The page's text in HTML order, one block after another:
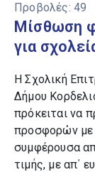
Προβολές: 49
Μίσθωση
για
Η Σχολική
Δήμου
πρόκειται να
προσφορών με
συμφέρουσα
τιμής, με απ΄